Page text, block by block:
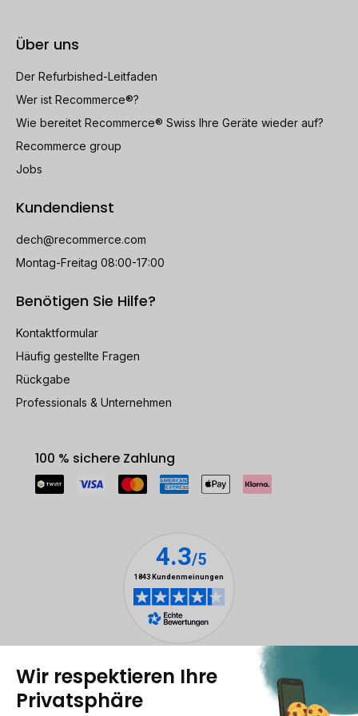
leistungsstarkes und vielseitiges Notebook suchen. Mit
ist es ein perfektes Gerät für unterwegs. Das MacBook
Pro 15" (2018), Core i7, RAM 32GB, SSD 1TB,
Notebook zu einem attraktiven Preis suchen.
Über uns
Der Refurbished-Leitfaden
Wer ist Recommerce®?
Wie bereitet Recommerce® Swiss Ihre Geräte wieder auf?
Recommerce group
Jobs
Kundendienst
dech@recommerce.com
Montag-Freitag 08:00-17:00
Benötigen Sie Hilfe?
Kontaktformular
Häufig gestellte Fragen
Rückgabe
Professionals & Unternehmen
100 % sichere Zahlung